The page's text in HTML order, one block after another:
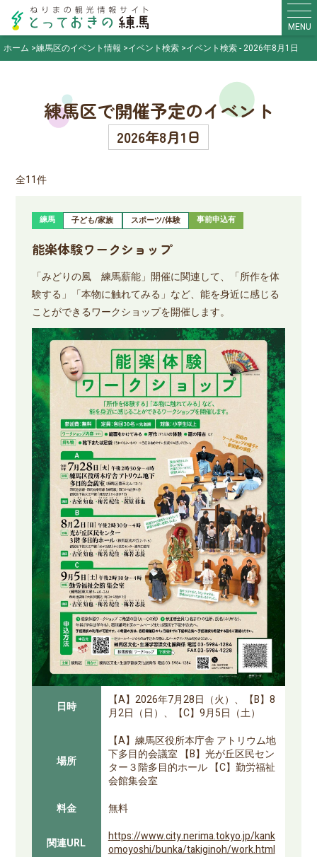
MENU
ホーム
練馬区のイベント情報 イベント検索 イベント検索 - 2026年8月1日
練馬区で開催予定のイベント
2026年8月1日
全11件
練馬 子ども/家族 スポーツ/体験 事前申込有
能楽体験ワークショップ
「みどりの風 練馬薪能」開催に関連して、「所作を体
験する」「本物に触れてみる」など、能を身近に感じる
ことができるワークショップを開催します。
日時
【A】2026年7月28日（火）、【B】8
月2日（日）、【C】9月5日（土）
場所
【A】練馬区役所本庁舎 アトリウム地
下多目的会議室 【B】光が丘区民セン
ター３階多目的ホール 【C】勤労福祉
会館集会室
料金
無料
関連URL
https://www.city.nerima.tokyo.jp/kank
omoyoshi/bunka/takiginoh/work.html